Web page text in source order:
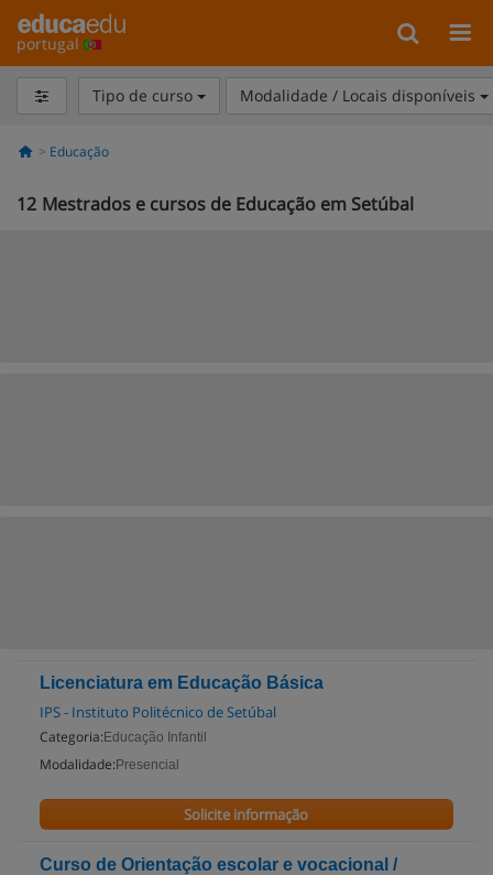
portugal
Tipo de curso Modalidade / Locais disponíveis
Educação
12 Mestrados e cursos de Educação em Setúbal
Licenciatura em Educação Básica
IPS - Instituto Politécnico de Setúbal
Categoria: Educação Infantil
Modalidade: Presencial
Solicite informação
Curso de Orientação escolar e vocacional /